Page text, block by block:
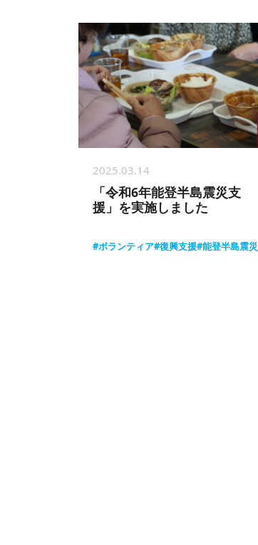
2025.03.14
「令和6年能登半島震災支
援」を実施しました
#ボランティア#復興支援#能登半島震災